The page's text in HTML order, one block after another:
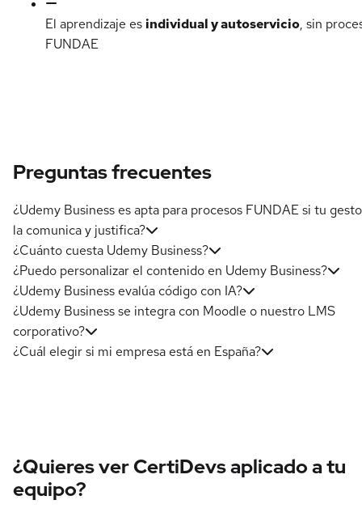
El aprendizaje es individual y autoservicio, sin
FUNDAE
Preguntas frecuentes
¿Udemy Business es apta para procesos FUNDAE si tu
la comunica y justifica?
¿Cuánto cuesta Udemy Business?
¿Puedo personalizar el contenido en Udemy Business?
¿Udemy Business evalúa código con IA?
¿Udemy Business se integra con Moodle o nuestro LMS
corporativo?
¿Cuál elegir si mi empresa está en España?
¿Quieres ver CertiDevs aplicado a tu
equipo?